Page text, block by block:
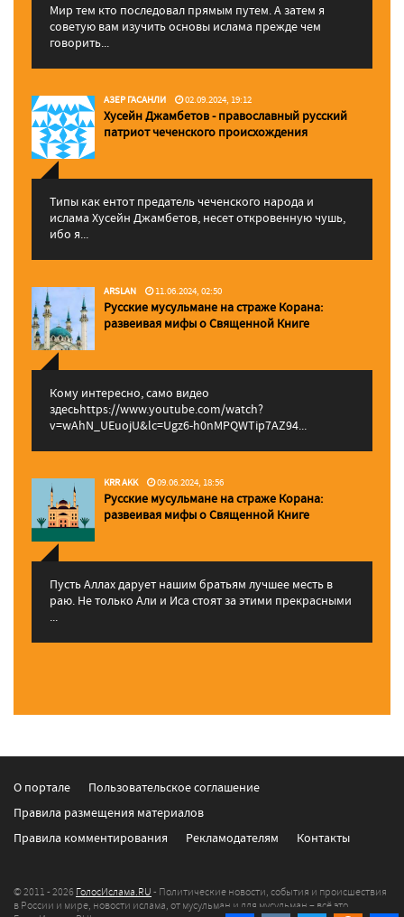
Мир тем кто последовал прямым путем. А затем я
советую вам изучить основы ислама прежде чем
говорить...
АЗЕР ГАСАНЛИ 02.09.2024, 19:12
Хусейн Джамбетов - православный русский
патриот чеченского происхождения
Типы как ентот предатель чеченского народа и
ислама Хусейн Джамбетов, несет откровенную чушь,
ибо я...
ARSLAN 11.06.2024, 02:50
Русские мусульмане на страже Корана:
pазвеивая мифы о Священной Книге
Кому интересно, само видео
здесьhttps://www.youtube.com/watch?
v=wAhN_UEuojU&lc=Ugz6-h0nMPQWTip7AZ94...
KRR AKK 09.06.2024, 18:56
Русские мусульмане на страже Корана:
pазвеивая мифы о Священной Книге
Пусть Аллах дарует нашим братьям лучшее месть в
раю. Не только Али и Иса стоят за этими прекрасными
О портале
Пользовательское соглашение
Правила размещения материалов
Правила комментирования
Рекламодателям Контакты
© 2011 - 2026 ГолосИслама.RU - Политические новости, события и происшествия
в России и мире, новости ислама, от мусульман и для мусульман – всё это